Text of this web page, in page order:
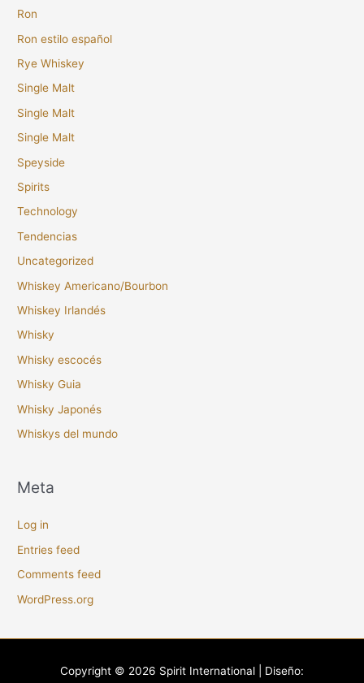
Ron
Ron estilo español
Rye Whiskey
Single Malt
Single Malt
Single Malt
Speyside
Spirits
Technology
Tendencias
Uncategorized
Whiskey Americano/Bourbon
Whiskey Irlandés
Whisky
Whisky escocés
Whisky Guia
Whisky Japonés
Whiskys del mundo
Meta
Log in
Entries feed
Comments feed
WordPress.org
Copyright © 2026 Spirit International | Diseño: